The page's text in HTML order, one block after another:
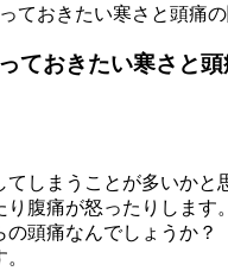
ておきたい寒さと頭痛
ておきたい寒さと
しまうことが多いかと
腹痛が怒ったりします。
頭痛なんでしょうか？